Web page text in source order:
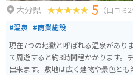
大分県 5 （口コミ2
#温泉 #商業施設
現在7つの地獄と呼ばれる温泉があり
て周遊すると約3時間程かかります。
出来ます。敷地は広く建物や景色とも溶け込んで